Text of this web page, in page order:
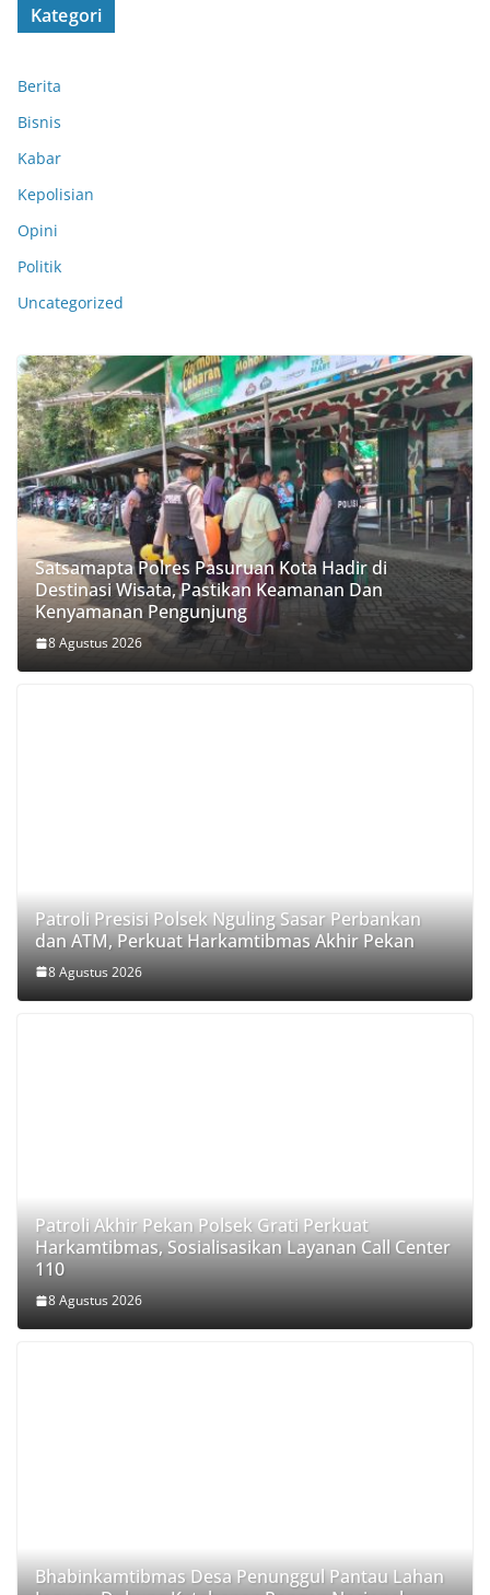
Kategori
Berita
Bisnis
Kabar
Kepolisian
Opini
Politik
Uncategorized
Satsamapta Polres Pasuruan Kota Hadir di
Destinasi Wisata, Pastikan Keamanan Dan
Kenyamanan Pengunjung
8 Agustus 2026
Patroli Presisi Polsek Nguling Sasar Perbankan
dan ATM, Perkuat Harkamtibmas Akhir Pekan
8 Agustus 2026
Patroli Akhir Pekan Polsek Grati Perkuat
Harkamtibmas, Sosialisasikan Layanan Call Center
110
8 Agustus 2026
Bhabinkamtibmas Desa Penunggul Pantau Lahan